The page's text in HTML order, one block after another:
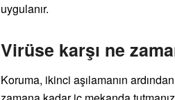
uygulanır.
Virüse karşı ne
Koruma, ikinci aşılamanın